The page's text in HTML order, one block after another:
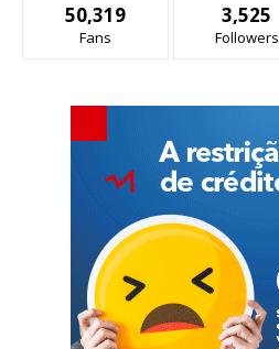
50,319
Fans
3,525
Followers